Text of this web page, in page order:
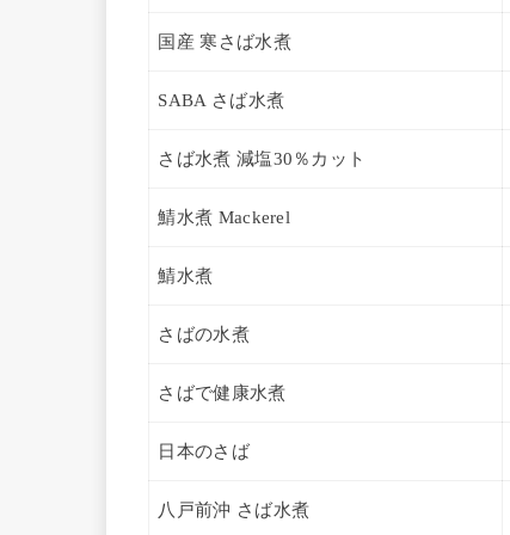
国産 寒さば水煮
SABA さば水煮
さば水煮 減塩30％カット
鯖水煮 Mackerel
鯖水煮
さばの水煮
さばで健康水煮
日本のさば
八戸前沖 さば水煮